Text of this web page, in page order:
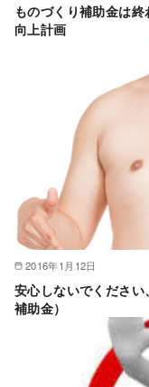
ものづくり補助金は
向上計画
2016年1月12日
安心しないでくださ
補助金）